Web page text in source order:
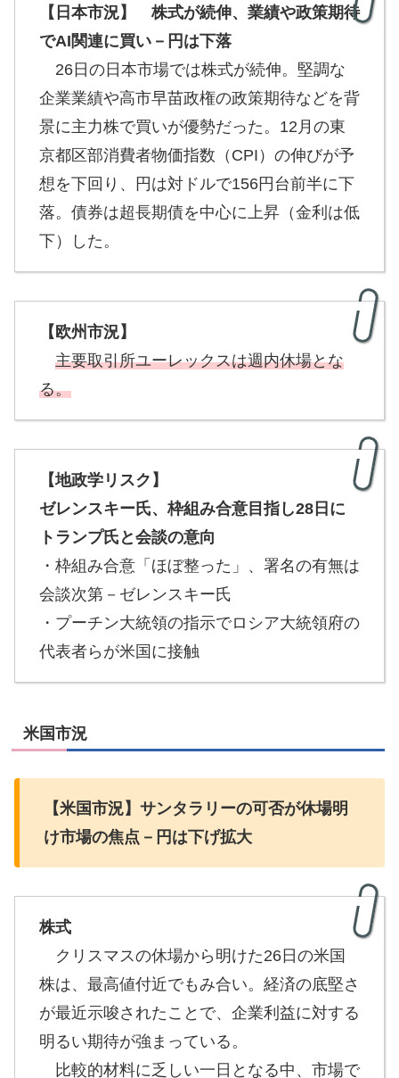
【日本市況】 株式が続伸、業績や政策期待
でAI関連に買い－円は下落
26日の日本市場では株式が続伸。堅調な
企業業績や高市早苗政権の政策期待などを背
景に主力株で買いが優勢だった。12月の東
京都区部消費者物価指数（CPI）の伸びが予
想を下回り、円は対ドルで156円台前半に下
落。債券は超長期債を中心に上昇（金利は低
下）した。
【欧州市況】
主要取引所ユーレックスは週内休場とな
る。
【地政学リスク】
ゼレンスキー氏、枠組み合意目指し28日に
トランプ氏と会談の意向
・枠組み合意「ほぼ整った」、署名の有無は
会談次第－ゼレンスキー氏
・プーチン大統領の指示でロシア大統領府の
代表者らが米国に接触
米国市況
【米国市況】 サンタラリーの可否が休場明
け市場の焦点－円は下げ拡大
株式
クリスマスの休場から明けた26日の米国
株は、最高値付近でもみ合い。経済の底堅さ
が最近示唆されたことで、企業利益に対する
明るい期待が強まっている。
比較的材料に乏しい一日となる中、市場で